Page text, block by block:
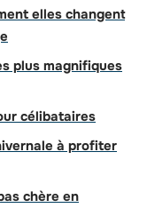
elles changent
plus magnifiques
célibataires
à profiter
chère en